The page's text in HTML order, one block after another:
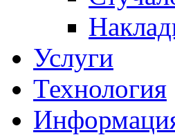
Услуги
Технология